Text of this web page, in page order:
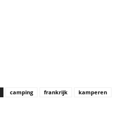
camping frankrijk kamperen